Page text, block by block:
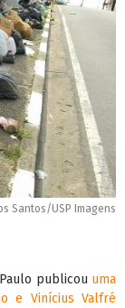
Santos/USP Imagens
publicou uma
e Vinícius Valfré